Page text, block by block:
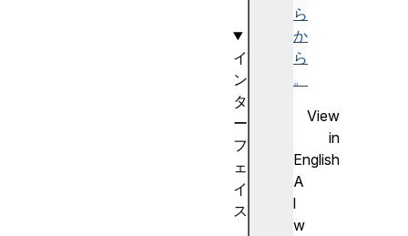
ら
か
ら
。
View
in
English
A
l
w
イ
ン
タ
ー
フ
ェ
イ
ス